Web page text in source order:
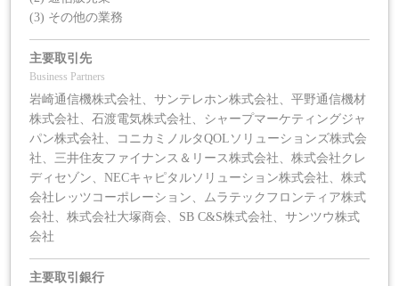
(3) その他の業務
主要取引先
Business Partners
岩崎通信機株式会社、サンテレホン株式会社、平野通信機材
株式会社、石渡電気株式会社、シャープマーケティングジャ
パン株式会社、コニカミノルタQOLソリューションズ株式会
社、三井住友ファイナンス＆リース株式会社、株式会社クレ
ディセゾン、NECキャピタルソリューション株式会社、株式
会社レッツコーポレーション、ムラテックフロンティア株式
会社、株式会社大塚商会、SB C&S株式会社、サンツウ株式
会社
主要取引銀行